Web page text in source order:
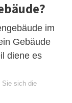
im
Gebäude
diene es
Sie sich die